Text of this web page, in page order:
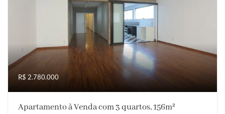
R$ 2.780.000
Apartamento à Venda com 3 quartos, 156m²